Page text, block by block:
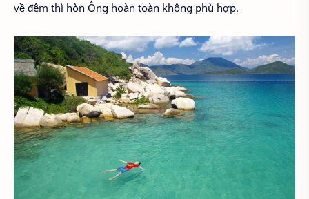
về đêm thì hòn Ông hoàn toàn không phù hợp.